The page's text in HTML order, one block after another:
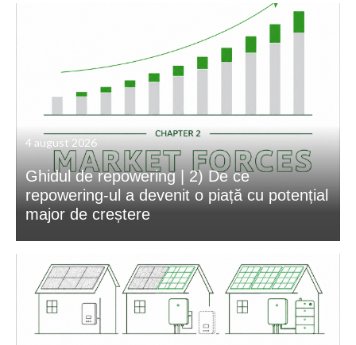
4 august 2026
Ghidul de repowering | 2) De ce
repowering-ul a devenit o piață cu potențial
major de creștere